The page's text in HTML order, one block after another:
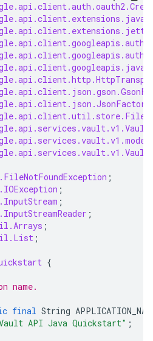
;
;
;
;
;
;
{
name.
final String
API Java Quickstart" ;